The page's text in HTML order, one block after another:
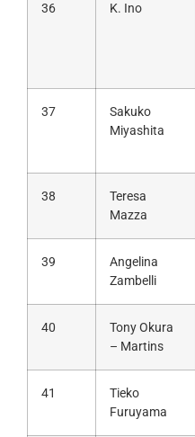
36 K. Ino
37
Sakuko
Miyashita
38
Teresa
Mazza
39
Angelina
Zambelli
40
Tony Okura
– Martins
41
Tieko
Furuyama